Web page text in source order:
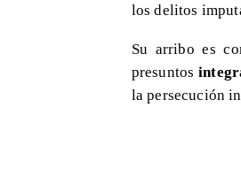
los delitos
Su arribo es
presuntos
la persecución